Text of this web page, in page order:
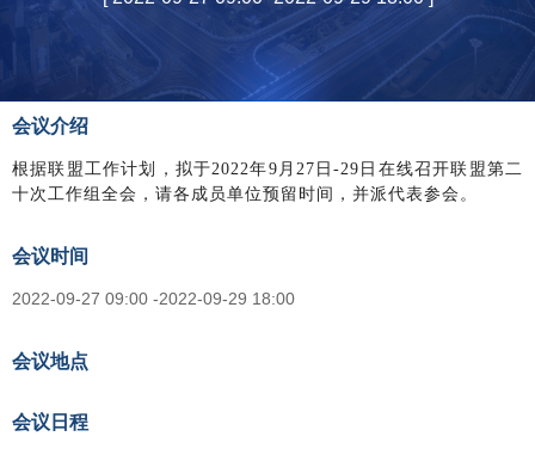
会议介绍
根据联盟工作计划，拟于2022年9月27日-29日在线召开联盟第二
十次工作组全会，请各成员单位预留时间，并派代表参会。
会议时间
2022-09-27 09:00 -2022-09-29 18:00
会议地点
会议日程